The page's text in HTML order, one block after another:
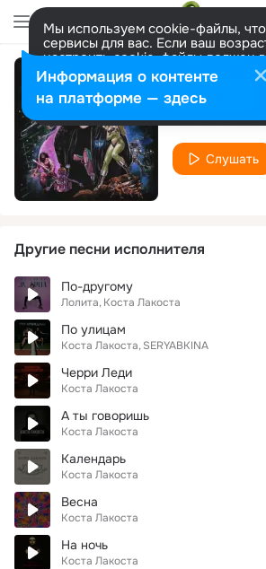
Мы используем cookie-файлы,
сервисы для вас. Если ваш
настроить cookie-файлы должен
представитель. Больше
Разрешить все Настроить
Money
Коста Лакоста
Слушать
Другие песни исполнителя
По-другому
Лолита Коста Лакоста
По улицам
Коста Лакоста SERYABKINA
Черри Леди
Коста Лакоста
А ты говоришь
Коста Лакоста
Календарь
Коста Лакоста
Весна
Коста Лакоста
На ночь
Коста Лакоста
Информация о контенте
на платформе — здесь